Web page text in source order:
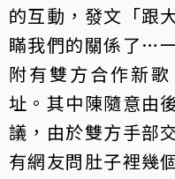
的互動，發文「跟
瞞我們的關係了…
附有雙方合作新
址。其中陳隨意由
議，由於雙方手部
有網友問肚子裡幾